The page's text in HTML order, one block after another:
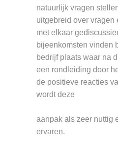
natuurlijk vragen
uitgebreid over vragen
met elkaar
bijeenkomsten vinden
bedrijf plaats waar na
een rondleiding door
de positieve reacties
wordt
aanpak als zeer nuttig
ervaren.